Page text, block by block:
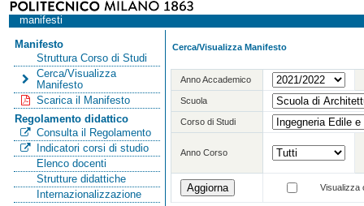
manifesti
Manifesto
Struttura Corso di Studi
Cerca/Visualizza
Manifesto
Scarica il Manifesto
Regolamento didattico
Consulta il Regolamento
Indicatori corsi di studio
Elenco docenti
Strutture didattiche
Internazionalizzazione
Cerca/Visualizza Manifesto
Anno Accademico
Scuola
Corso di Studi
Anno Corso
Visualizza